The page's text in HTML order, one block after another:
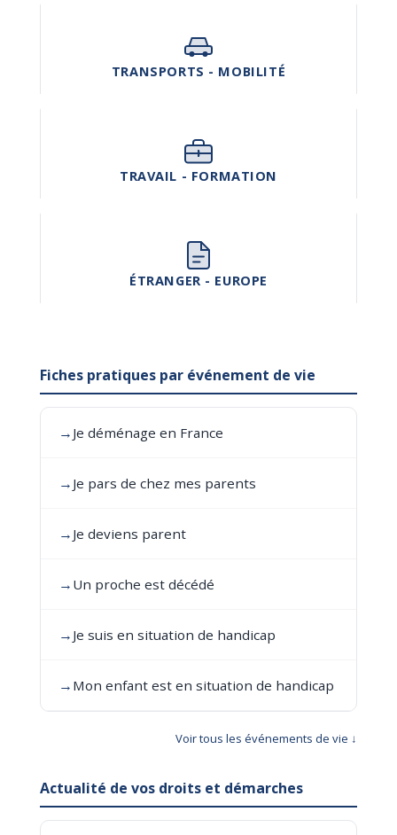
TRANSPORTS - MOBILITÉ
TRAVAIL - FORMATION
ÉTRANGER - EUROPE
Fiches pratiques par événement de vie
→ Je déménage en France
→ Je pars de chez mes parents
→ Je deviens parent
→ Un proche est décédé
→ Je suis en situation de handicap
→ Mon enfant est en situation de handicap
Voir tous les événements de vie ↓
Actualité de vos droits et démarches